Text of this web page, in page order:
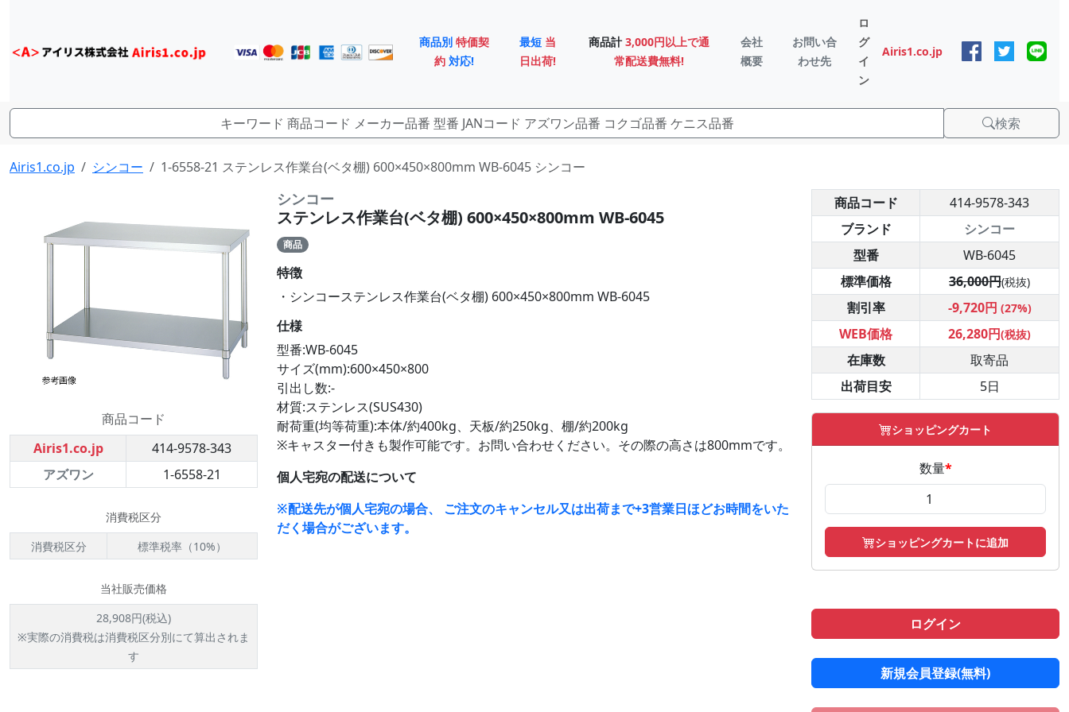
商品別 特価契
約 対応!
最短 当
日出荷!
商品計 3,000円以上で通
常配送費無料!
会社
概要
お問い合
わせ先
ロ
グ
イ
ン
Airis1.co.jp
検索
Airis1.co.jp シンコー 1-6558-21 ステンレス作業台(ベタ棚) 600×450×800mm WB-6045 シンコー
商品コード
Airis1.co.jp
414-9578-343
アズワン
1-6558-21
消費税区分
消費税区分
標準税率（10%）
当社販売価格
28,908円(税込)
※実際の消費税は消費税区分別にて算出されま
す
シンコー
ステンレス作業台(ベタ棚) 600×450×800mm WB-6045
商品
特徴
・シンコーステンレス作業台(ベタ棚) 600×450×800mm WB-6045
仕様
型番:WB-6045
サイズ(mm):600×450×800
引出し数:-
材質:ステンレス(SUS430)
耐荷重(均等荷重):本体/約400kg、天板/約250kg、棚/約200kg
※キャスター付きも製作可能です。お問い合わせください。その際の高さは800mmです。
個人宅宛の配送について
※配送先が個人宅宛の場合、 ご注文のキャンセル又は出荷まで+3営業日ほどお時間をいた
だく場合がございます。
商品コード
414-9578-343
ブランド
シンコー
型番
WB-6045
標準価格
36,000円(税抜)
割引率 -9,720円 (27%)
WEB価格 26,280円(税抜)
在庫数
取寄品
出荷目安
5日
ショッピングカート
数量*
ショッピングカートに追加
ログイン
新規会員登録(無料)